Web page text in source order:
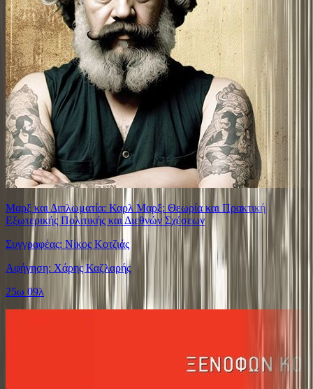
Μαρξ και Διπλωματία: Καρλ Μαρξ: Θεωρία και Πρακτική
Εξωτερικής Πολιτικής και Διεθνών Σχέσεων
Συγγραφέας: Νίκος Κοτζιάς
Αφήγηση: Χάρης Καζλαρής
25ω 09λ